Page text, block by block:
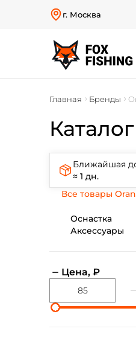
г. Москва
Главная Бренды
Ближайшая
≈ 1 дн.
Все товары
Оснастка
Аксессуары
Цена, ₽